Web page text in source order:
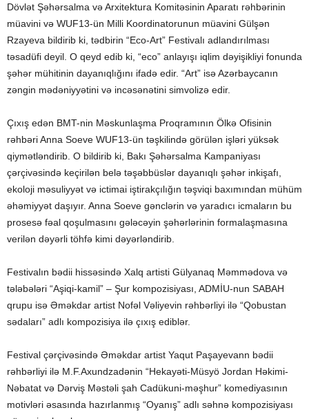
Dövlət Şəhərsalma və Arxitektura Komitəsinin Aparatı rəhbərinin
müavini və WUF13-ün Milli Koordinatorunun müavini Gülşən
Rzayeva bildirib ki, tədbirin “Eco-Art” Festivalı adlandırılması
təsadüfi deyil. O qeyd edib ki, “eco” anlayışı iqlim dəyişikliyi fonunda
şəhər mühitinin dayanıqlığını ifadə edir. “Art” isə Azərbaycanın
zəngin mədəniyyətini və incəsənətini simvolizə edir.
Çıxış edən BMT-nin Məskunlaşma Proqramının Ölkə Ofisinin
rəhbəri Anna Soeve WUF13-ün təşkilində görülən işləri yüksək
qiymətləndirib. O bildirib ki, Bakı Şəhərsalma Kampaniyası
çərçivəsində keçirilən belə təşəbbüslər dayanıqlı şəhər inkişafı,
ekoloji məsuliyyət və ictimai iştirakçılığın təşviqi baxımından mühüm
əhəmiyyət daşıyır. Anna Soeve gənclərin və yaradıcı icmaların bu
prosesə fəal qoşulmasını gələcəyin şəhərlərinin formalaşmasına
verilən dəyərli töhfə kimi dəyərləndirib.
Festivalın bədii hissəsində Xalq artisti Gülyanaq Məmmədova və
tələbələri “Aşiqi-kamil” – Şur kompozisiyası, ADMİU-nun SABAH
qrupu isə Əməkdar artist Nofəl Vəliyevin rəhbərliyi ilə “Qobustan
sədaları” adlı kompozisiya ilə çıxış ediblər.
Festival çərçivəsində Əməkdar artist Yaqut Paşayevann bədii
rəhbərliyi ilə M.F.Axundzadənin “Hekayəti-Müsyö Jordan Həkimi-
Nəbatat və Dərviş Məstəli şah Cadükuni-məşhur” komediyasının
motivləri əsasında hazırlanmış “Oyanış” adlı səhnə kompozisiyası